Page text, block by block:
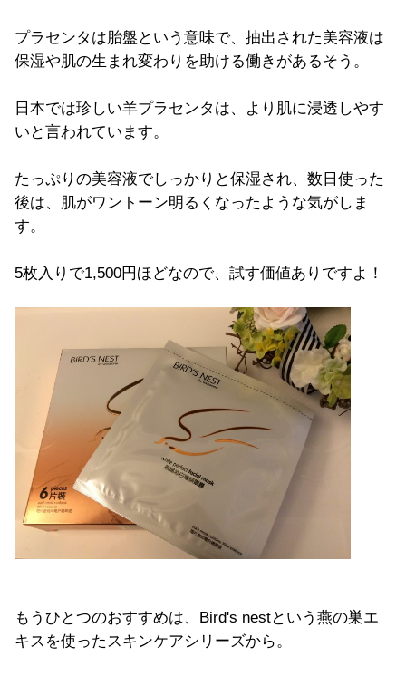
プラセンタは胎盤という意味で、抽出された美容液は
保湿や肌の生まれ変わりを助ける働きがあるそう。
日本では珍しい羊プラセンタは、より肌に浸透しやす
いと言われています。
たっぷりの美容液でしっかりと保湿され、数日使った
後は、肌がワントーン明るくなったような気がしま
す。
5枚入りで1,500円ほどなので、試す価値ありですよ！
もうひとつのおすすめは、Bird's nestという燕の巣エ
キスを使ったスキンケアシリーズから。